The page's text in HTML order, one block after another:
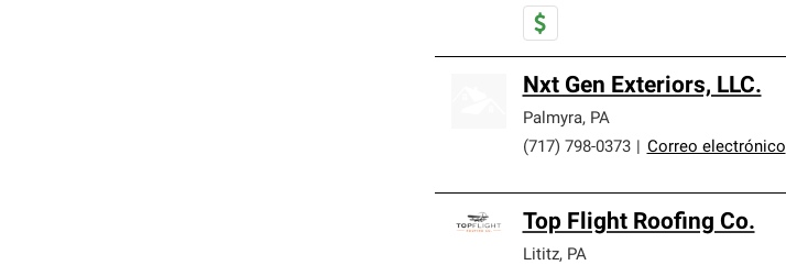
Nxt Gen Exteriors, LLC.
Palmyra, PA
(717) 798-0373
Correo electrónico
Top Flight Roofing Co.
Lititz, PA